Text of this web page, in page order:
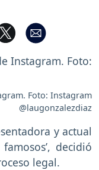
Foto: Instagram
@laugonzalezdiaz
y actual
decidió
legal.